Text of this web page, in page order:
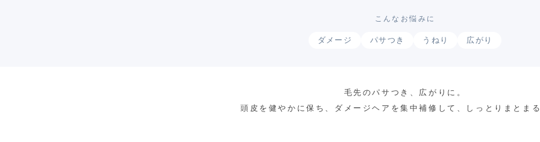
こんなお悩みに
ダメージ パサつき うねり 広がり
毛先のパサつき、広がりに。
頭皮を健やかに保ち、ダメージヘアを集中補修して、しっとりまとま